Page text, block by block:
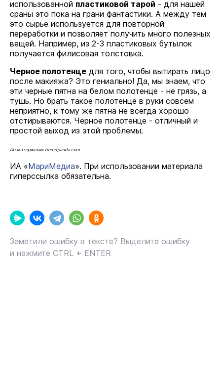
использованной пластиковой тарой - для нашей
сраны это пока на грани фантастики. А между тем
это сырье используется для повторной
переработки и позволяет получить много полезных
вещей. Например, из 2-3 пластиковых бутылок
получается филисовая толстовка.
Черное полотенце для того, чтобы вытирать лицо
после макияжа? Это гениально! Да, мы знаем, что
эти черные пятна на белом полотенце - не грязь, а
тушь. Но брать такое полотенце в руки совсем
неприятно, к тому же пятна не всегда хорошо
отстирываются. Черное полотенце - отличный и
простой выход из этой проблемы.
По материалам boredpanda.com
ИА «МариМедиа». При использовании материала
гиперссылка обязательна.
Заметили ошибку в тексте? Выделите ошибку
и нажмите CTRL + ENTER